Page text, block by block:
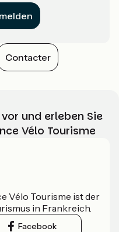
Contacter
vor und erleben Sie
Vélo Tourisme
Vélo Tourisme ist der
in Frankreich.
Facebook